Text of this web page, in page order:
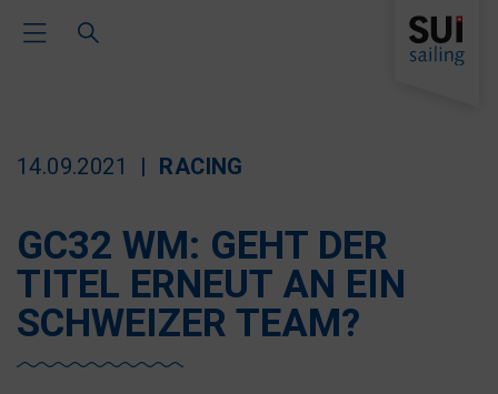
Toggle Main Navigation
14.09.2021 RACING
GC32 WM: GEHT DER
TITEL ERNEUT AN EIN
SCHWEIZER TEAM?